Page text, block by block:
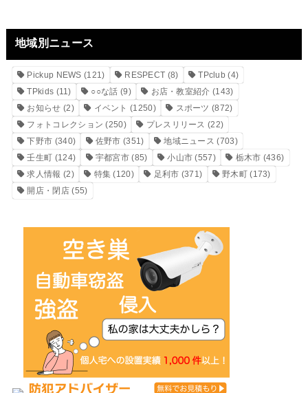
地域別ニュース
Pickup NEWS (121) RESPECT (8) TPclub (4)
TPkids (11) ○○な話 (9) お店・教室紹介 (143)
お知らせ (2) イベント (1250) スポーツ (872)
フォトコレクション (250) プレスリリース (22)
下野市 (340) 佐野市 (351) 地域ニュース (703)
壬生町 (124) 宇都宮市 (85) 小山市 (557) 栃木市 (436)
求人情報 (2) 特集 (120) 足利市 (371) 野木町(173)
開店・閉店(55)